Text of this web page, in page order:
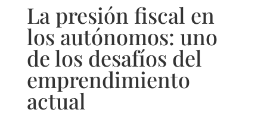
La presión fiscal en
los autónomos: uno
de los desafíos del
emprendimiento
actual